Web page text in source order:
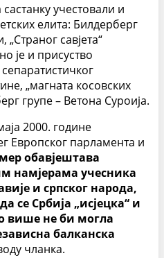
учестовали и
елита: Билдерберг
„Страног савјета“
је и присуство
„магната косовских
групе – Ветона Суроија.
2000. године
Европског парламента и
обавјештава
намјерама учесника
и српског народа,
се Србија „исјецка“ и
више не би могла
балканска
чланка.